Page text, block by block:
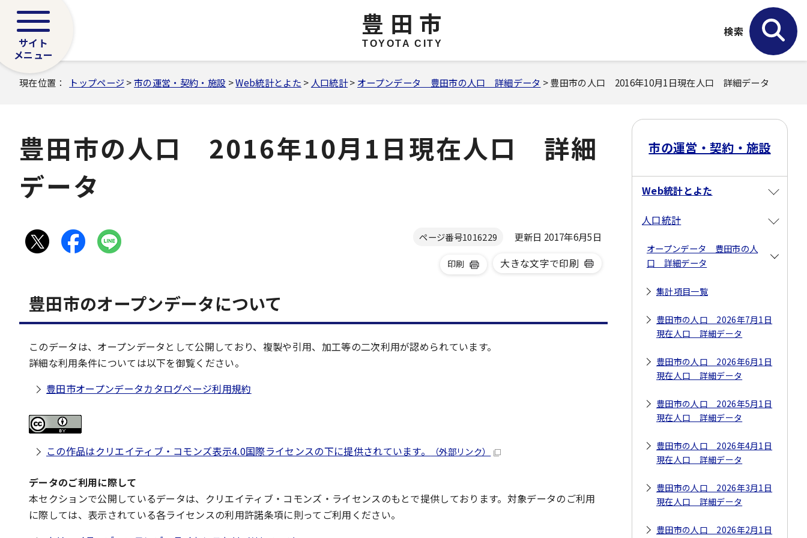
豊田市
TOYOTA CITY
サイト
メニュー
検索
現在位置： トップページ >市の運営・契約・施設 >Web統計とよた > 人口統計> オープンデータ 豊田市の人口 詳細データ > 豊田市の人口 2016年10月1日現在人口 詳細データ
豊田市の人口 2016年10月1日現在人口 詳細
データ
ページ番号1016229 更新日 2017年6月5日
印刷 大きな文字で印刷
豊田市のオープンデータについて
このデータは、オープンデータとして公開しており、複製や引用、加工等の二次利用が認められています。
詳細な利用条件については以下を御覧ください。
豊田市オープンデータカタログページ利用規約
この作品はクリエイティブ・コモンズ表示4.0国際ライセンスの下に提供されています。 （外部リンク）
データのご利用に際して
本セクションで公開しているデータは、クリエイティブ・コモンズ・ライセンスのもとで提供しております。対象データのご利用
に際しては、表示されている各ライセンスの利用許諾条項に則ってご利用ください。
市の運営・契約・施設
Web統計とよた
人口統計
オープンデータ 豊田市の人
口 詳細データ
集計項目一覧
豊田市の人口 2026年7月1日
現在人口 詳細データ
豊田市の人口 2026年6月1日
現在人口 詳細データ
豊田市の人口 2026年5月1日
現在人口 詳細データ
豊田市の人口 2026年4月1日
現在人口 詳細データ
豊田市の人口 2026年3月1日
現在人口 詳細データ
豊田市の人口 2026年2月1日